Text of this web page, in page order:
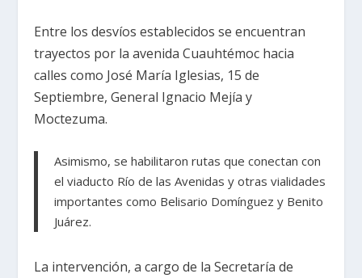
Entre los desvíos establecidos se encuentran
trayectos por la avenida Cuauhtémoc hacia
calles como José María Iglesias, 15 de
Septiembre, General Ignacio Mejía y
Moctezuma.
Asimismo, se habilitaron rutas que conectan con
el viaducto Río de las Avenidas y otras vialidades
importantes como Belisario Domínguez y Benito
Juárez.
La intervención, a cargo de la Secretaría de